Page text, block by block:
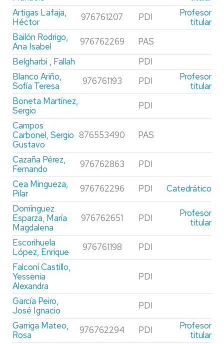
Artigas Lafaja,
Héctor
976761207 PDI
Profesor
titular
Bailón Rodrigo,
Ana Isabel
976762269
PAS
Belgharbi , Fallah
PDI
Blanco Ariño,
Sofía Teresa
976761193 PDI
Profesor
titular
Boneta Martínez,
Sergio
PDI
Campos
Carbonel, Sergio
Gustavo
876553490 PAS
Cazaña Pérez,
Fernando
976762863
PDI
Cea Mingueza,
Pilar
976762296 PDI
Catedrático
Domínguez
Esparza, María
Magdalena
976762651 PDI
Profesor
titular
Escorihuela
López, Enrique
976761198
PDI
Falconí Castillo,
Yessenia
Alexandra
PDI
García Peiro,
José Ignacio
PDI
Garriga Mateo,
Rosa
976762294 PDI
Profesor
titular